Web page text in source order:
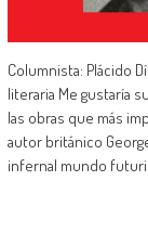
Columnista: Plácido
literaria Me gustaría
las obras que más
autor británico
infernal mundo